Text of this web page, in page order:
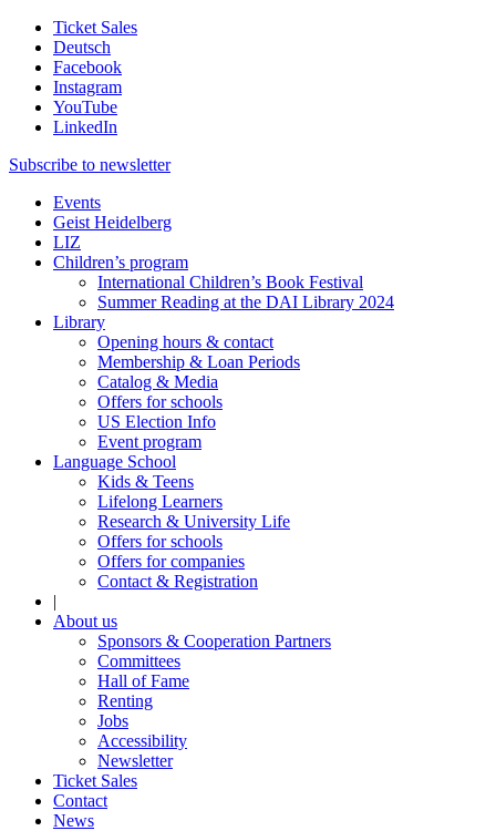
Ticket Sales
Deutsch
Facebook
Instagram
YouTube
LinkedIn
Subscribe to newsletter
Events
Geist Heidelberg
LIZ
Children’s program
International Children’s Book Festival
Summer Reading at the DAI Library 2024
Library
Opening hours & contact
Membership & Loan Periods
Catalog & Media
Offers for schools
US Election Info
Event program
Language School
Kids & Teens
Lifelong Learners
Research & University Life
Offers for schools
Offers for companies
Contact & Registration
|
About us
Sponsors & Cooperation Partners
Committees
Hall of Fame
Renting
Jobs
Accessibility
Newsletter
Ticket Sales
Contact
News